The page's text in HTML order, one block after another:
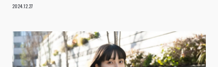
ノンのESCAPE！」の日のこと」アイドルリア
2024.12.27